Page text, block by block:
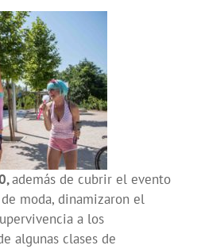
además de cubrir el evento
moda, dinamizaron el
a los
algunas clases de